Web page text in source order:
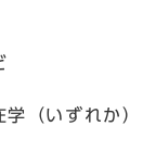
（いずれか）